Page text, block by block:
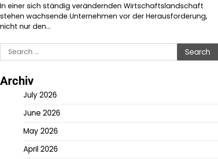
In einer sich ständig verändernden Wirtschaftslandschaft
stehen wachsende Unternehmen vor der Herausforderung,
nicht nur den…
Search
for:
Archiv
July 2026
June 2026
May 2026
April 2026